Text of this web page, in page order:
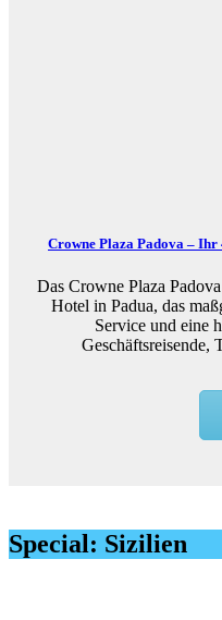
Crowne Plaza Padova – Ihr
Das Crowne Plaza
Hotel in Padua, das
Service und eine
Geschäftsreisende,
Special: Sizilien